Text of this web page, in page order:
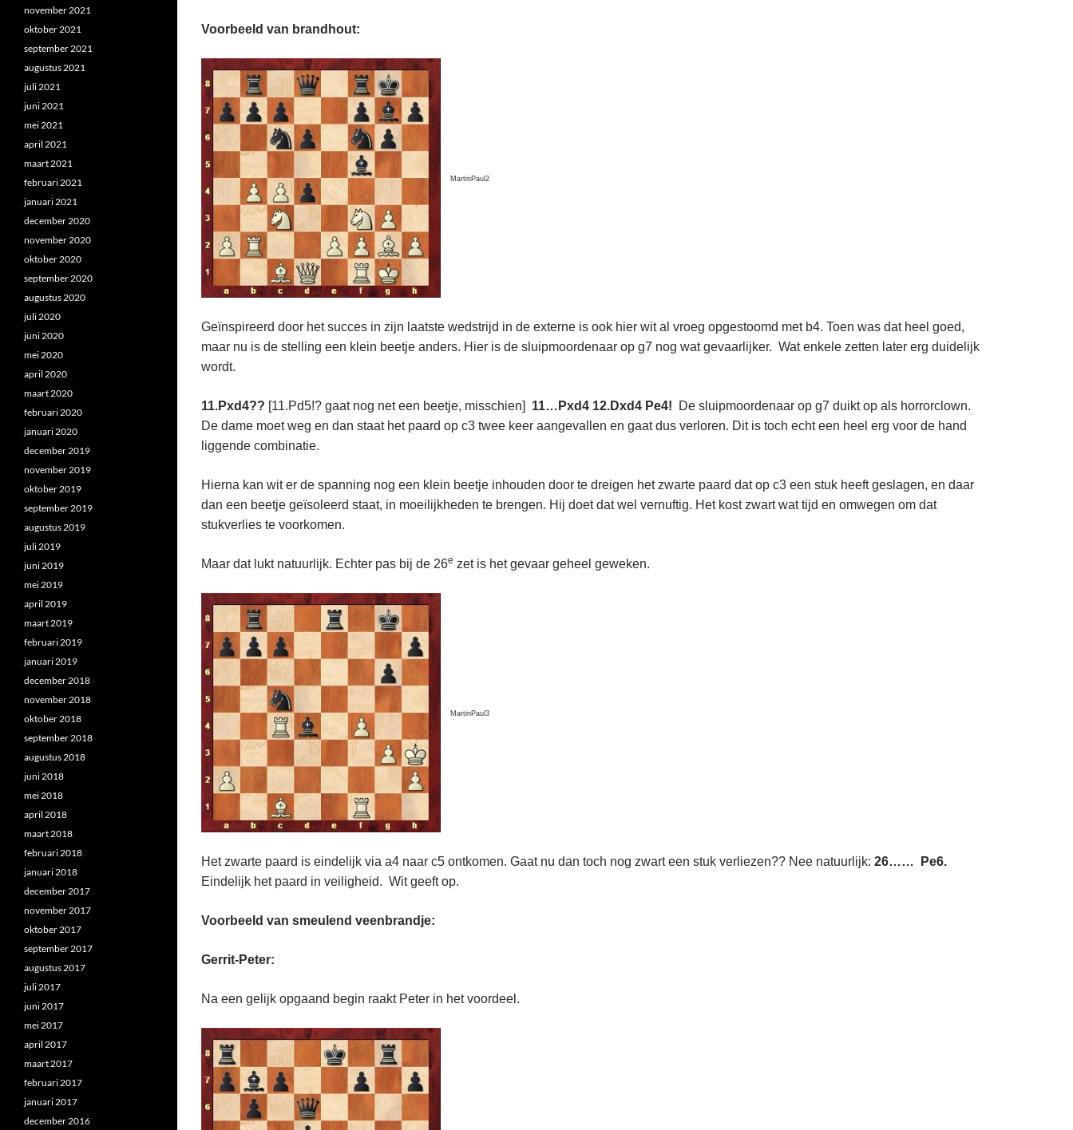
Voorbeeld van brandhout:
MartinPaul2
Geïnspireerd door het succes in zijn laatste wedstrijd in de externe is ook hier wit al vroeg opgestoomd met b4. Toen was dat heel goed,
maar nu is de stelling een klein beetje anders. Hier is de sluipmoordenaar op g7 nog wat gevaarlijker. Wat enkele zetten later erg duidelijk
wordt.
11.Pxd4?? [11.Pd5!? gaat nog net een beetje, misschien] 11…Pxd4 12.Dxd4 Pe4!
De sluipmoordenaar op g7 duikt op als horrorclown.
De dame moet weg en dan staat het paard op c3 twee keer aangevallen en gaat dus verloren. Dit is toch echt een heel erg voor de hand
liggende combinatie.
Hierna kan wit er de spanning nog een klein beetje inhouden door te dreigen het zwarte paard dat op c3 een stuk heeft geslagen, en daar
dan een beetje geïsoleerd staat, in moeilijkheden te brengen. Hij doet dat wel vernuftig. Het kost zwart wat tijd en omwegen om dat
stukverlies te voorkomen.
Maar dat lukt natuurlijk. Echter pas bij de 26e zet is het gevaar geheel geweken.
MartinPaul3
Het zwarte paard is eindelijk via a4 naar c5 ontkomen. Gaat nu dan toch nog zwart een stuk verliezen?? Nee natuurlijk: 26…… Pe6.
Eindelijk het paard in veiligheid. Wit geeft op.
Voorbeeld van smeulend veenbrandje:
Gerrit-Peter:
Na een gelijk opgaand begin raakt Peter in het voordeel.
november 2021
oktober 2021
september 2021
augustus 2021
juli 2021
juni 2021
mei 2021
april 2021
maart 2021
februari 2021
januari 2021
december 2020
november 2020
oktober 2020
september 2020
augustus 2020
juli 2020
juni 2020
mei 2020
april 2020
maart 2020
februari 2020
januari 2020
december 2019
november 2019
oktober 2019
september 2019
augustus 2019
juli 2019
juni 2019
mei 2019
april 2019
maart 2019
februari 2019
januari 2019
december 2018
november 2018
oktober 2018
september 2018
augustus 2018
juni 2018
mei 2018
april 2018
maart 2018
februari 2018
januari 2018
december 2017
november 2017
oktober 2017
september 2017
augustus 2017
juli 2017
juni 2017
mei 2017
april 2017
maart 2017
februari 2017
januari 2017
december 2016